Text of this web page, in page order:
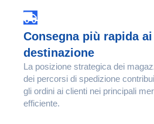
Consegna più rapida
destinazione
La posizione strategica dei
dei percorsi di spedizione
gli ordini ai clienti nei principali
efficiente.